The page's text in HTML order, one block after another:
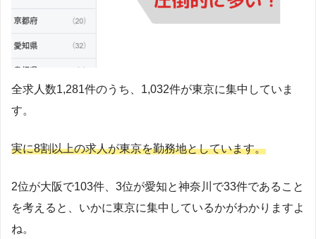
全求人数1,281件のうち、1,032件が東京に集中していま
す。
実に8割以上の求人が東京を勤務地としています。
2位が大阪で103件、3位が愛知と神奈川で33件であること
を考えると、いかに東京に集中しているかがわかりますよ
ね。